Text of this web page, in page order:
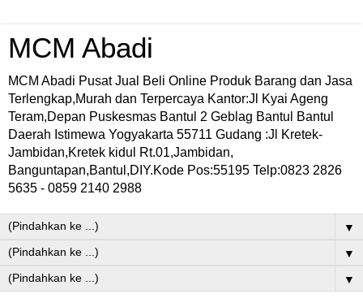
MCM Abadi
MCM Abadi Pusat Jual Beli Online Produk Barang dan Jasa
Terlengkap,Murah dan Terpercaya Kantor:Jl Kyai Ageng
Teram,Depan Puskesmas Bantul 2 Geblag Bantul Bantul
Daerah Istimewa Yogyakarta 55711 Gudang :Jl Kretek-
Jambidan,Kretek kidul Rt.01,Jambidan,
Banguntapan,Bantul,DIY.Kode Pos:55195 Telp:0823 2826
5635 - 0859 2140 2988
▼
▼
▼